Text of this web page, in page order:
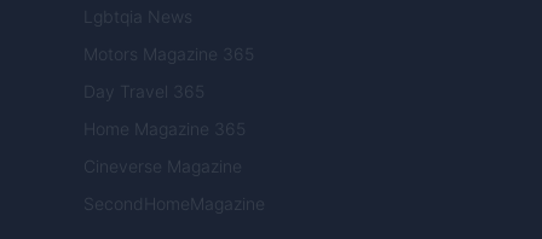
Lgbtqia News
Motors Magazine 365
Day Travel 365
Home Magazine 365
Cineverse Magazine
SecondHomeMagazine